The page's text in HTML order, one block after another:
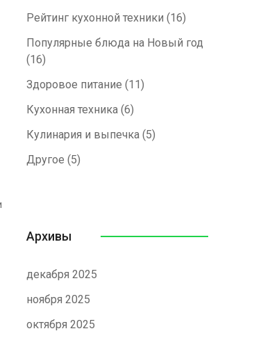
Рейтинг кухонной техники (16)
Популярные блюда на Новый год
(16)
Здоровое питание (11)
Кухонная техника (6)
Кулинария и выпечка (5)
Другое (5)
Архивы
декабря 2025
ноября 2025
октября 2025